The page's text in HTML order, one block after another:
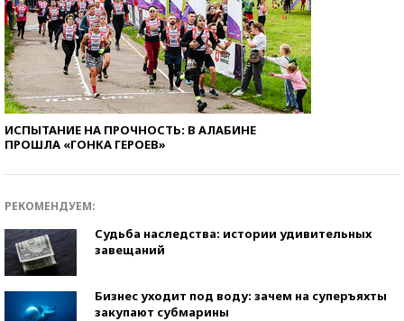
ИСПЫТАНИЕ НА ПРОЧНОСТЬ: В АЛАБИНЕ
ПРОШЛА «ГОНКА ГЕРОЕВ»
РЕКОМЕНДУЕМ:
Судьба наследства: истории удивительных
завещаний
Бизнес уходит под воду: зачем на суперъяхты
закупают субмарины